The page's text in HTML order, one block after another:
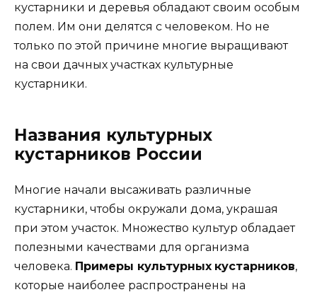
кустарники и деревья обладают своим особым
полем. Им они делятся с человеком. Но не
только по этой причине многие выращивают
на свои дачных участках культурные
кустарники.
Названия культурных
кустарников России
Многие начали высаживать различные
кустарники, чтобы окружали дома, украшая
при этом участок. Множество культур обладает
полезными качествами для организма
человека. Примеры культурных кустарников,
которые наиболее распространены на